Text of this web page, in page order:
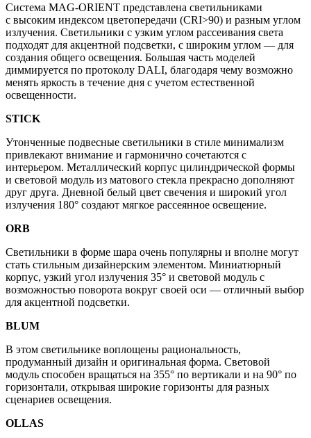
Система MAG-ORIENT представлена светильниками
с высоким индексом цветопередачи (CRI>90) и разным углом
излучения. Светильники с узким углом рассеивания света
подходят для акцентной подсветки, с широким углом — для
создания общего освещения. Большая часть моделей
диммируется по протоколу DALI, благодаря чему возможно
менять яркость в течение дня с учетом естественной
освещенности.
STICK
Утонченные подвесные светильники в стиле минимализм
привлекают внимание и гармонично сочетаются с
интерьером. Металлический корпус цилиндрической формы
и световой модуль из матового стекла прекрасно дополняют
друг друга. Дневной белый цвет свечения и широкий угол
излучения 180° создают мягкое рассеянное освещение.
ORB
Светильники в форме шара очень популярны и вполне могут
стать стильным дизайнерским элементом. Миниатюрный
корпус, узкий угол излучения 35° и световой модуль с
возможностью поворота вокруг своей оси — отличный выбор
для акцентной подсветки.
BLUM
В этом светильнике воплощены рациональность,
продуманный дизайн и оригинальная форма. Световой
модуль способен вращаться на 355° по вертикали и на 90° по
горизонтали, открывая широкие горизонты для разных
сценариев освещения.
OLLAS